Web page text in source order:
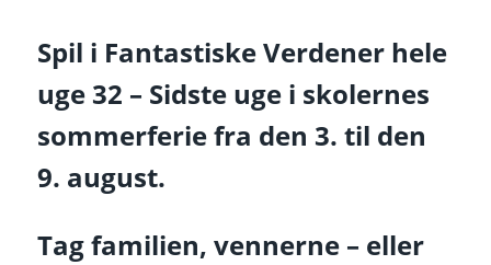
Spil i Fantastiske Verdener hele
uge 32 – Sidste uge i skolernes
sommerferie fra den 3. til den
9. august.
Tag familien, vennerne – eller